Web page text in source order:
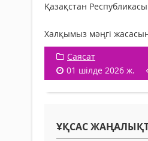
Қазақстан
Халқымыз мәңгі
Саясат
01 шілде 2026 ж.
ҰҚСАС